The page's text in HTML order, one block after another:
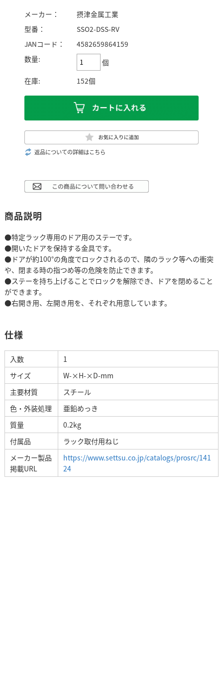
メーカー：
摂津金属工業
型番：
SSO2-DSS-RV
JANコード：
4582659864159
数量:
個
在庫:
152個
返品についての詳細はこちら
商品説明
●特定ラック専用のドア用のステーです。
●開いたドアを保持する金具です。
●ドアが約100°の角度でロックされるので、隣のラック等への衝突
や、閉まる時の指つめ等の危険を防止できます。
●ステーを持ち上げることでロックを解除でき、ドアを閉めること
ができます。
●右開き用、左開き用を、それぞれ用意しています。
仕様
入数
1
サイズ
W-×H-×D-mm
主要材質
スチール
色・外装処理
亜鉛めっき
質量
0.2kg
付属品
ラック取付用ねじ
メーカー製品
掲載URL
https://www.settsu.co.jp/catalogs/prosrc/141
24